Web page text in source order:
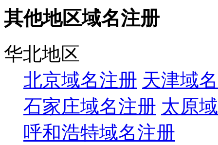
其他地区域名注册
华北地区
北京域名注册 天津域
石家庄域名注册 太原
呼和浩特域名注册